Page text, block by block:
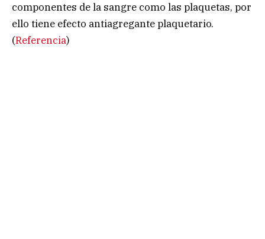
componentes de la sangre como las plaquetas, por
ello tiene efecto antiagregante plaquetario.
(Referencia)